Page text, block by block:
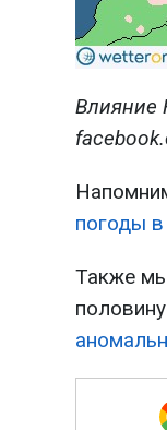
Влияние
погоды
Также мы